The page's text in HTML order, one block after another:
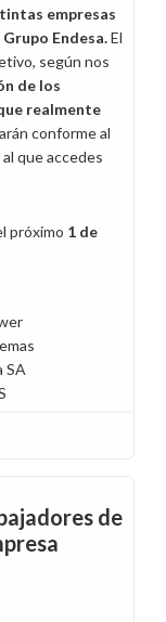
empresas
Grupo Endesa.El
según nos
de los
realmente
conforme al
que accedes
próximo 1 de
SA
de